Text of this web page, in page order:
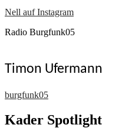
Nell auf Instagram
Radio Burgfunk05
Timon Ufermann
burgfunk05
Kader Spotlight